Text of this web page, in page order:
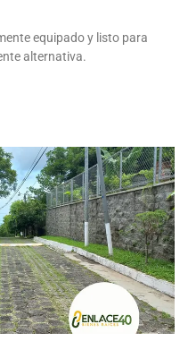
equipado y listo para
alternativa.